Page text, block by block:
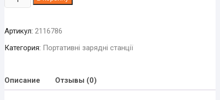
товара
літієвий
PowerPack
Артикул: 2116786
Категория: Портативні зарядні станції
Описание Отзывы (0)